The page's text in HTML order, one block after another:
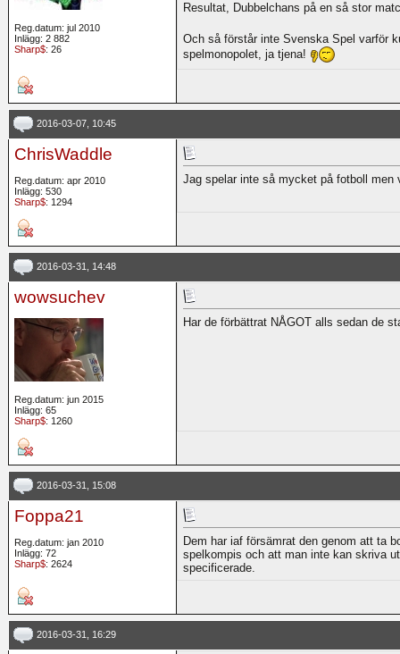
Reg.datum: jul 2010
Inlägg: 2 882
Sharp$: 26
Resultat, Dubbelchans på en så stor
Och så förstår inte Svenska Spel varför
spelmonopolet, ja tjena!
2016-03-07, 10:45
ChrisWaddle
Reg.datum: apr 2010
Inlägg: 530
Sharp$: 1294
Jag spelar inte så mycket på fotboll
2016-03-31, 14:48
wowsuchev
Reg.datum: jun 2015
Inlägg: 65
Sharp$: 1260
Har de förbättrat NÅGOT alls sedan de
2016-03-31, 15:08
Foppa21
Reg.datum: jan 2010
Inlägg: 72
Sharp$: 2624
Dem har iaf försämrat den genom att ta
spelkompis och att man inte kan skriva
specificerade.
2016-03-31, 16:29